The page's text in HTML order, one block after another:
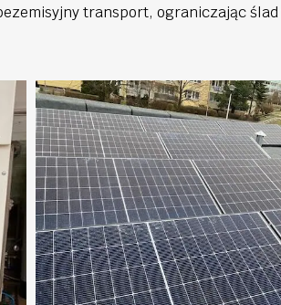
transport, ograniczając